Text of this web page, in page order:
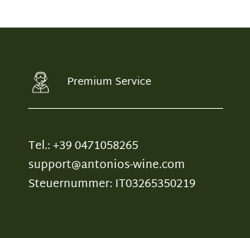
Premium Service
Tel.: +39 0471058265
support@antonios-wine.com
Steuernummer: IT03265350219